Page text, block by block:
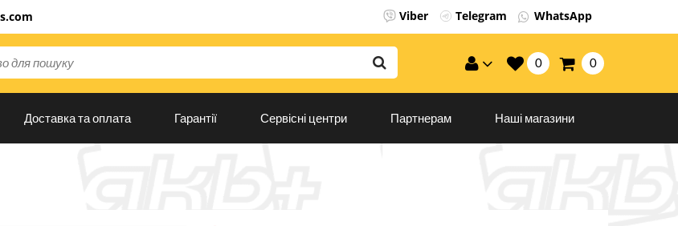
Viber Telegram WhatsApp
0 0
Доставка та оплата Гарантії Сервісні центри Партнерам Наші магазини
магазину
Будь-ласка оберіть мову сайту
русский
Українська